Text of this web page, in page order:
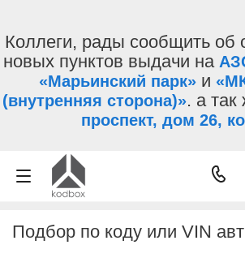
Коллеги, рады сообщить об
новых пунктов выдачи на
«Марьинский парк» и
(внутренняя сторона)». а так
проспект, дом 26,
Подбор по коду или VIN